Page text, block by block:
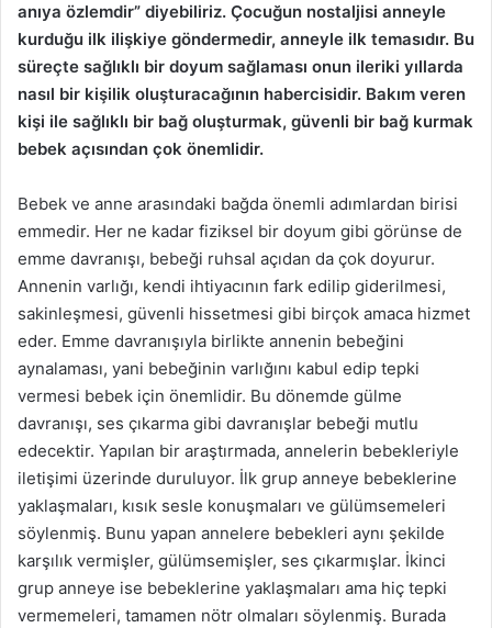
anıya özlemdir” diyebiliriz. Çocuğun nostaljisi anneyle
kurduğu ilk ilişkiye göndermedir, anneyle ilk temasıdır. Bu
süreçte sağlıklı bir doyum sağlaması onun ileriki yıllarda
nasıl bir kişilik oluşturacağının habercisidir. Bakım veren
kişi ile sağlıklı bir bağ oluşturmak, güvenli bir bağ kurmak
bebek açısından çok önemlidir.
Bebek ve anne arasındaki bağda önemli adımlardan birisi
emmedir. Her ne kadar fiziksel bir doyum gibi görünse de
emme davranışı, bebeği ruhsal açıdan da çok doyurur.
Annenin varlığı, kendi ihtiyacının fark edilip giderilmesi,
sakinleşmesi, güvenli hissetmesi gibi birçok amaca hizmet
eder. Emme davranışıyla birlikte annenin bebeğini
aynalaması, yani bebeğinin varlığını kabul edip tepki
vermesi bebek için önemlidir. Bu dönemde gülme
davranışı, ses çıkarma gibi davranışlar bebeği mutlu
edecektir. Yapılan bir araştırmada, annelerin bebekleriyle
iletişimi üzerinde duruluyor. İlk grup anneye bebeklerine
yaklaşmaları, kısık sesle konuşmaları ve gülümsemeleri
söylenmiş. Bunu yapan annelere bebekleri aynı şekilde
karşılık vermişler, gülümsemişler, ses çıkarmışlar. İkinci
grup anneye ise bebeklerine yaklaşmaları ama hiç tepki
vermemeleri, tamamen nötr olmaları söylenmiş. Burada